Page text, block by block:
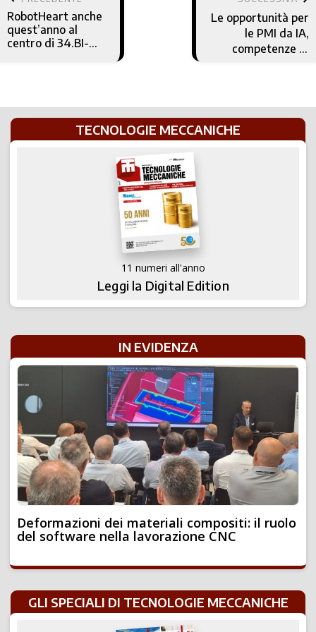
RobotHeart anche
quest’anno al
centro di 34.BI-
Le opportunità per
le PMI da IA,
competenze di
TECNOLOGIE MECCANICHE
11 numeri all'anno
Leggi la Digital Edition
IN EVIDENZA
Deformazioni dei materiali compositi: il ruolo
del software nella lavorazione CNC
GLI SPECIALI DI TECNOLOGIE MECCANICHE